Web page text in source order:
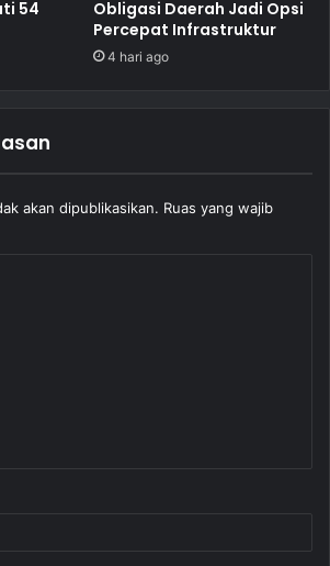
54
Obligasi Daerah Jadi Opsi
Percepat Infrastruktur
4 hari ago
akan dipublikasikan. Ruas yang wajib